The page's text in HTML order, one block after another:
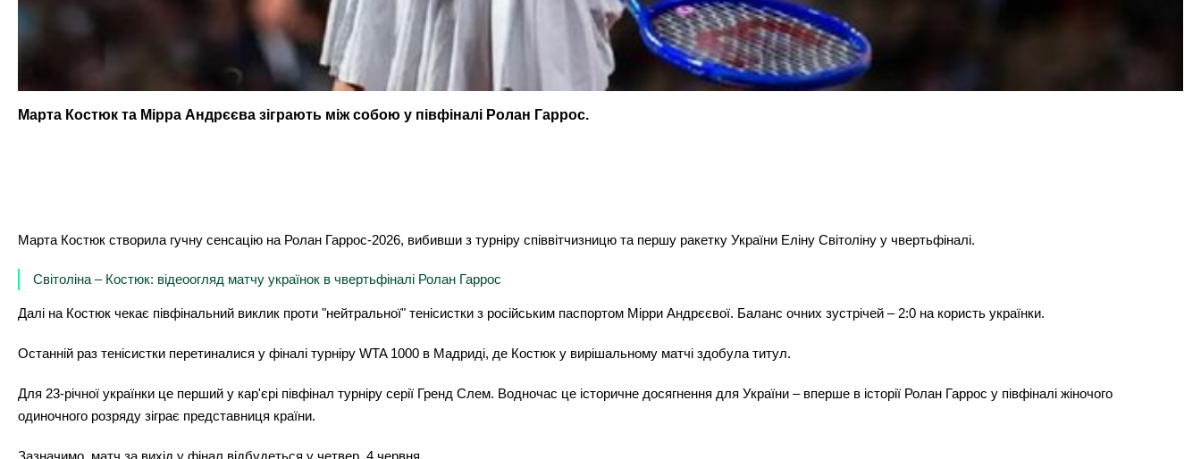
Марта Костюк та Мірра Андрєєва зіграють між собою у півфіналі Ролан Гаррос.
Марта Костюк створила гучну сенсацію на Ролан Гаррос-2026, вибивши з турніру співвітчизницю та першу ракетку України Еліну Світоліну у чвертьфіналі.
Світоліна – Костюк: відеоогляд матчу українок в чвертьфіналі Ролан Гаррос
Далі на Костюк чекає півфінальний виклик проти "нейтральної" тенісистки з російським паспортом Мірри Андрєєвої. Баланс очних зустрічей – 2:0 на користь українки.
Останній раз тенісистки перетиналися у фіналі турніру WTA 1000 в Мадриді, де Костюк у вирішальному матчі здобула титул.
Для 23-річної українки це перший у кар'єрі півфінал турніру серії Гренд Слем. Водночас це історичне досягнення для України – вперше в історії Ролан Гаррос у півфіналі жіночого
одиночного розряду зіграє представниця країни.
Зазначимо, матч за вихід у фінал відбудеться у четвер, 4 червня.